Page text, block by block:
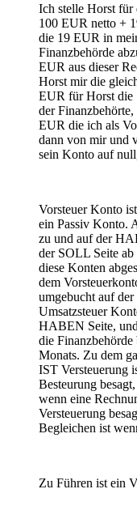
Ich stelle Horst für
100 EUR netto +
die 19 EUR in
Finanzbehörde
EUR aus dieser
Horst mir die
EUR für Horst die
der
EUR die ich als
dann von mir und
sein Konto auf
Vorsteuer Konto
ein Passiv Konto.
zu und auf der
der SOLL Seite
diese Konten
dem
umgebucht auf
Umsatzsteuer
HABEN Seite,
die Finanzbehörde
Monats. Zu dem
IST Versteuerung
Besteurung
wenn eine
Versteuerung
Begleichen ist
Zu Führen ist ein